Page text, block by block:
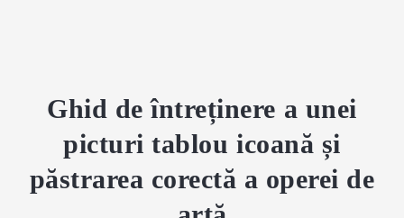
Ghid de întreținere a unei
picturi tablou icoană și
păstrarea corectă a operei de